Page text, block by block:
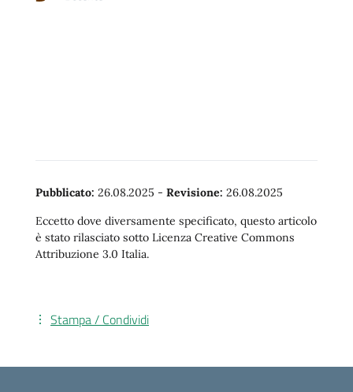
Pubblicato: 26.08.2025 - Revisione: 26.08.2025
Eccetto dove diversamente specificato, questo articolo
è stato rilasciato sotto Licenza Creative Commons
Attribuzione 3.0 Italia.
Stampa / Condividi